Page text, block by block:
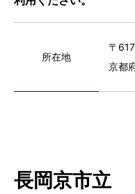
所在地
〒
京都
長岡京市立